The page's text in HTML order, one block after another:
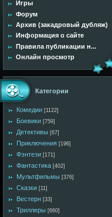
Игры
Форум
Архив (закадровый дубляж)
Информация о сайте
Правила публикации н...
Онлайн просмотр
Категории
Комедии [1122]
Боевики [759]
Детективы [67]
Приключения [196]
Фэнтези [171]
Фантастика [402]
Мультфильмы [376]
Сказки [11]
Вестерн [33]
Триллеры [660]